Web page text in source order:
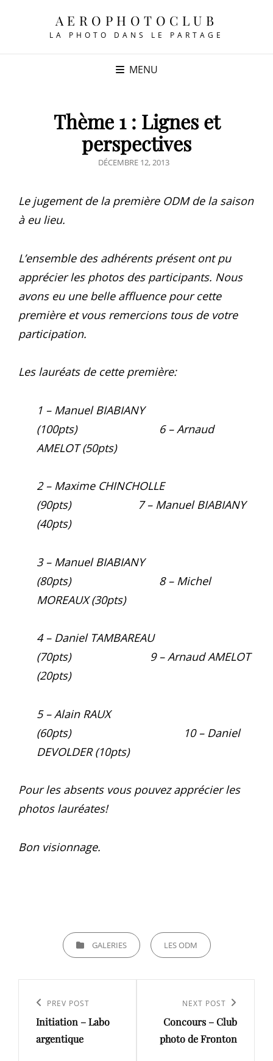
AEROPHOTOCLUB
LA PHOTO DANS LE PARTAGE
MENU
Thème 1 : Lignes et
perspectives
POSTED
DÉCEMBRE 12, 2013
Le jugement de la première ODM de la saison
à eu lieu.
L’ensemble des adhérents présent ont pu
apprécier les photos des participants. Nous
avons eu une belle affluence pour cette
première et vous remercions tous de votre
participation.
Les lauréats de cette première:
1 – Manuel BIABIANY
(100pts) 6 – Arnaud
AMELOT (50pts)
2 – Maxime CHINCHOLLE
(90pts) 7 – Manuel BIABIANY
(40pts)
3 – Manuel BIABIANY
(80pts) 8 – Michel
MOREAUX (30pts)
4 – Daniel TAMBAREAU
(70pts) 9 – Arnaud AMELOT
(20pts)
5 – Alain RAUX
(60pts) 10 – Daniel
DEVOLDER (10pts)
Pour les absents vous pouvez apprécier les
photos lauréates!
Bon visionnage.
CATEGORIESGALERIES LES ODM
l’article
Previous
Post
PREV POST
Initiation – Labo
argentique
Post
NEXT POST
Concours – Club
photo de Fronton